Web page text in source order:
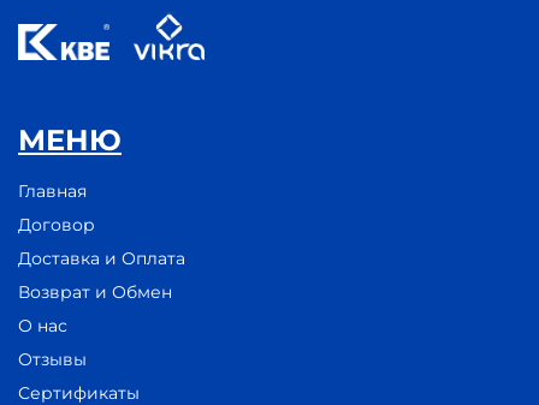
МЕНЮ
Главная
Договор
Доставка и Оплата
Возврат и Обмен
О нас
Отзывы
Сертификаты